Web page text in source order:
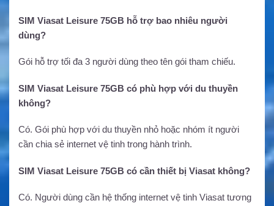
SIM Viasat Leisure 75GB hỗ trợ bao nhiêu người
dùng?
Gói hỗ trợ tối đa 3 người dùng theo tên gói tham chiếu.
SIM Viasat Leisure 75GB có phù hợp với du thuyền
không?
Có. Gói phù hợp với du thuyền nhỏ hoặc nhóm ít người
cần chia sẻ internet vệ tinh trong hành trình.
SIM Viasat Leisure 75GB có cần thiết bị Viasat không?
Có. Người dùng cần hệ thống internet vệ tinh Viasat tương